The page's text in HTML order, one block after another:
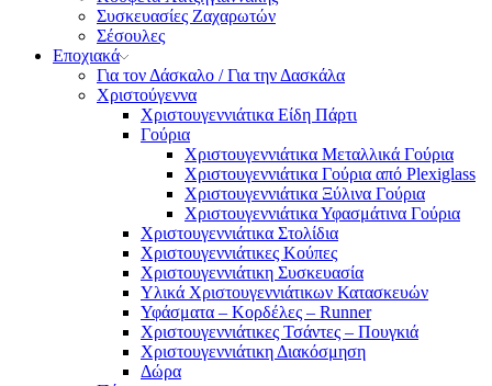
Συσκευασίες Ζαχαρωτών
Σέσουλες
Εποχιακά
Για τον Δάσκαλο / Για την Δασκάλα
Χριστούγεννα
Χριστουγεννιάτικα Είδη Πάρτι
Γούρια
Χριστουγεννιάτικα Μεταλλικά Γούρια
Χριστουγεννιάτικα Γούρια από Plexiglass
Χριστουγεννιάτικα Ξύλινα Γούρια
Χριστουγεννιάτικα Υφασμάτινα Γούρια
Χριστουγεννιάτικα Στολίδια
Χριστουγεννιάτικες Κούπες
Χριστουγεννιάτικη Συσκευασία
Υλικά Χριστουγεννιάτικων Κατασκευών
Υφάσματα – Κορδέλες – Runner
Χριστουγεννιάτικες Τσάντες – Πουγκιά
Χριστουγεννιάτικη Διακόσμηση
Δώρα